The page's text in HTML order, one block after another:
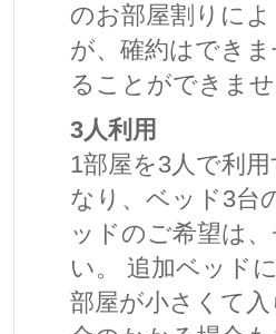
のお部屋割りに
が、確約はでき
ることができま
3人利用
1部屋を3人で利
なり、ベッド3台
ッドのご希望は
い。 追加ベッド
部屋が小さくて